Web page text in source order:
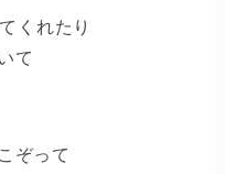
くれたり
て
ぞって